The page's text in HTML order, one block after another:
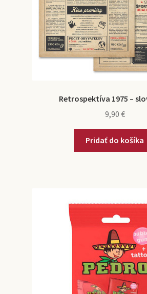
Retrospektíva 1975 –
9,90 €
Pridať do košíka